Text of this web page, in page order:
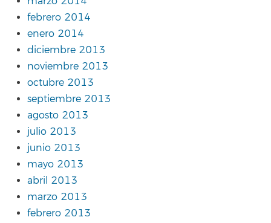
febrero 2014
enero 2014
diciembre 2013
noviembre 2013
octubre 2013
septiembre 2013
agosto 2013
julio 2013
junio 2013
mayo 2013
abril 2013
marzo 2013
febrero 2013